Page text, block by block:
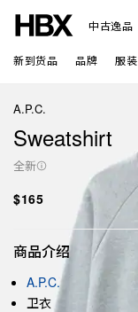
中古逸品
新到货品 品牌 服装
A.P.C.
Sweatshirt
全新
$165
商品介绍
A.P.C.
卫衣